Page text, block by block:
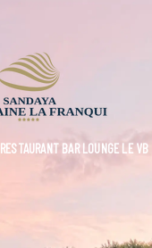
RESTAURANT BAR LOUNGE LE VB